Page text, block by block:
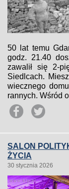
50 lat temu
godz. 21.40
zawalił się 2-
Siedlcach.
wiecznego
rannych. Wśród
SALON
ŻYCIA
30 stycznia 2026